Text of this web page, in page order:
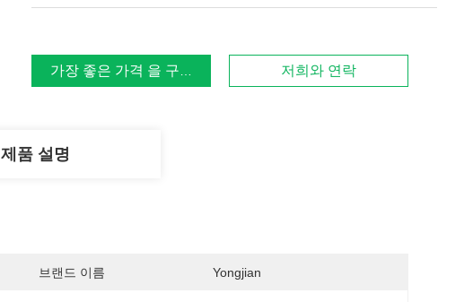
가장 좋은 가격 을 구하라 저희와 연락
제품 설명
브랜드 이름 Yongjian